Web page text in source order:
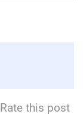
Rate this post